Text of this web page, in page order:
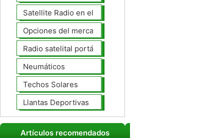
Satellite Radio en el tablero
Opciones del mercado de accesorios del interior
Radio satelital portátil
Neumáticos
Techos Solares
Llantas Deportivas
Artículos recomendados